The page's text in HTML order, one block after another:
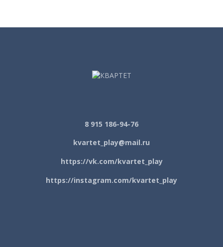
8 915 186-94-76
kvartet_play@mail.ru
https://vk.com/kvartet_play
https://instagram.com/kvartet_play